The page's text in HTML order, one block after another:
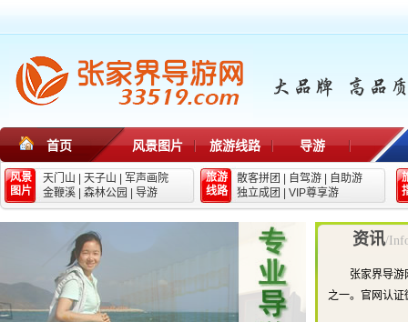
首页 风景图片 旅游线路 导游
风景
图片
天门山 天子山
军声画院
金鞭溪
森林公园 导游
旅游
线路
散客拼团 自驾游
自助游
独立成团
VIP尊享游
资讯/
张家界导
之一。官网认